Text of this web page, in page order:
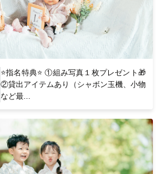
⭐️指名特典⭐️ ①組み写真１枚プレゼント🎁
②貸出アイテムあり（シャボン玉機、小物
など最...